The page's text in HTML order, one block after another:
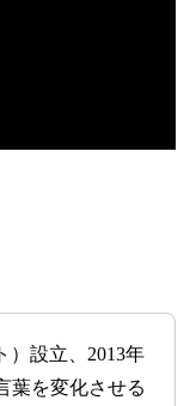
）設立、2013年
葉を変化させる